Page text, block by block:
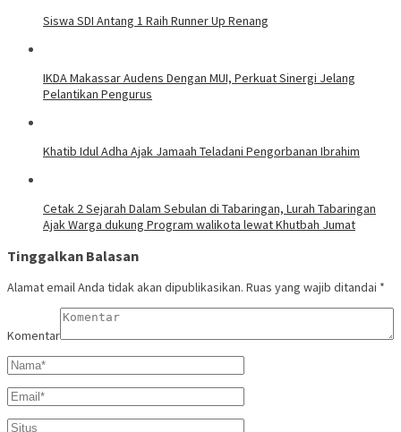
Siswa SDI Antang 1 Raih Runner Up Renang
IKDA Makassar Audens Dengan MUI, Perkuat Sinergi Jelang
Pelantikan Pengurus
Khatib Idul Adha Ajak Jamaah Teladani Pengorbanan Ibrahim
Cetak 2 Sejarah Dalam Sebulan di Tabaringan, Lurah Tabaringan
Ajak Warga dukung Program walikota lewat Khutbah Jumat
Tinggalkan Balasan
Alamat email Anda tidak akan dipublikasikan. Ruas yang wajib ditandai *
Komentar